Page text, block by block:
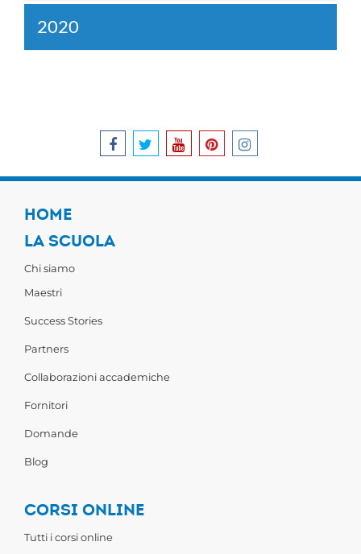
2020
HOME
LA SCUOLA
Chi siamo
Maestri
Success Stories
Partners
Collaborazioni accademiche
Fornitori
Domande
Blog
CORSI ONLINE
Tutti i corsi online